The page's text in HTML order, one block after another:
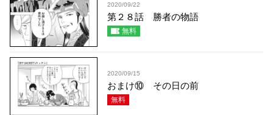
2020/09/22
第２８話 勝者の物語
無料
2020/09/15
おまけ⑩ その日の前
無料